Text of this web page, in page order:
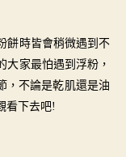
餅時皆會稍微遇到不
大家最怕遇到浮粉，
，不論是乾肌還是油
看下去吧!